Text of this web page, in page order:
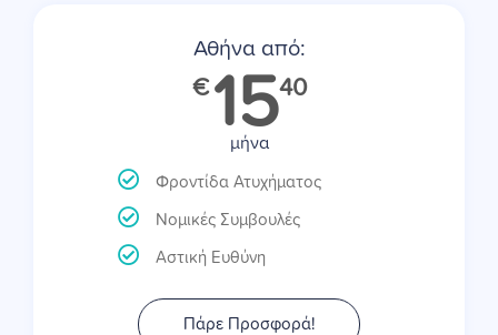
Αθήνα από:
€ 1540
μήνα
Φροντίδα Ατυχήματος
Νομικές Συμβουλές
Αστική Ευθύνη
Πάρε Προσφορά!